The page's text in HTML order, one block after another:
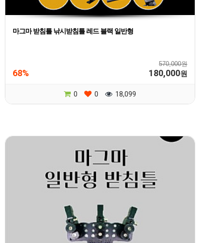
마그마 받침틀 낚시받침틀 레드 블랙 일반형
570,000원
68% 180,000원
0 0 18,099